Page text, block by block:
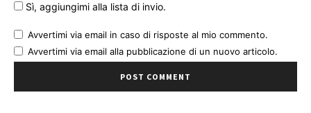
Sì, aggiungimi alla lista di invio.
Avvertimi via email in caso di risposte al mio commento.
Avvertimi via email alla pubblicazione di un nuovo articolo.